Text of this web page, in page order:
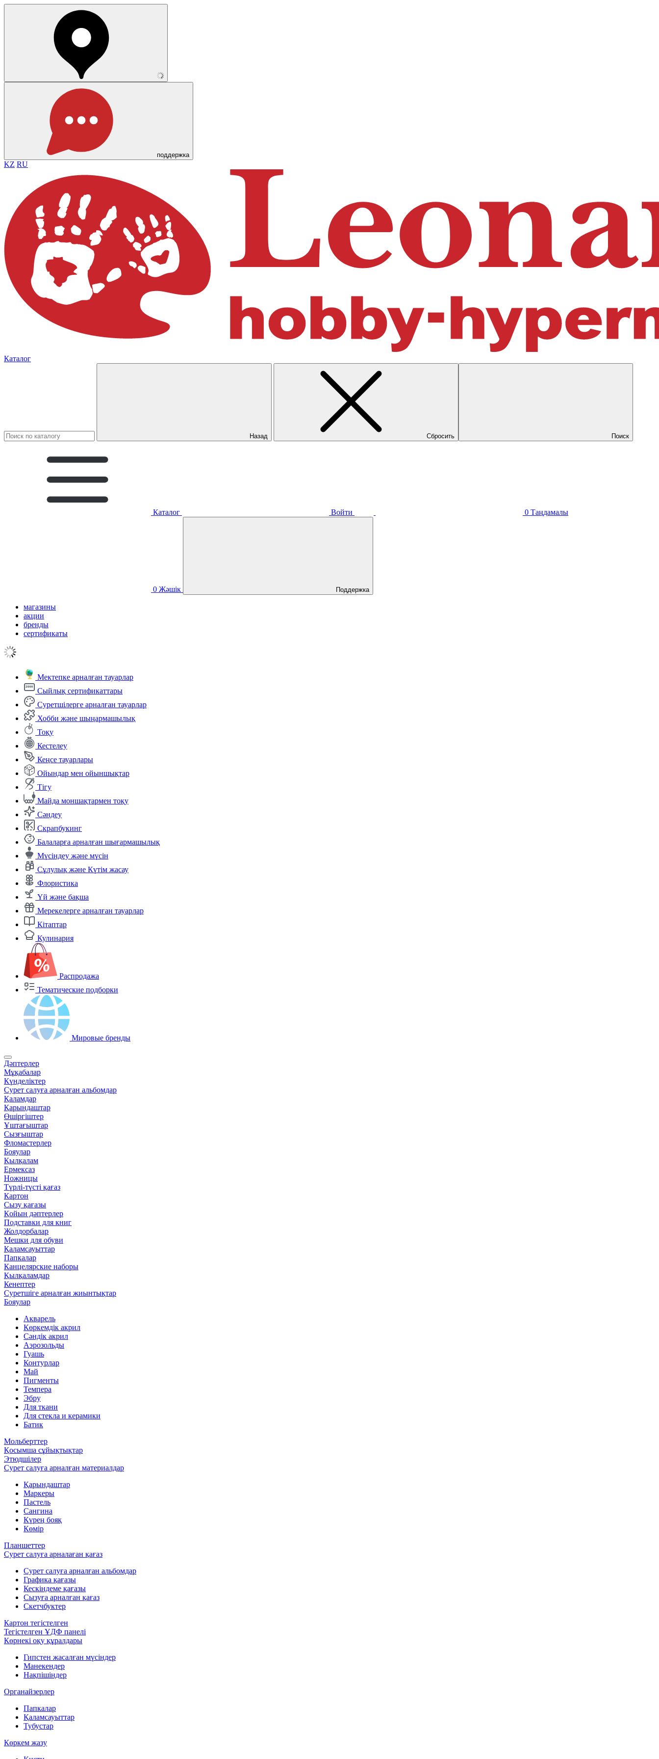
поддержка
KZ RU
Каталог
Назад Сбросить Поиск
Каталог Войти 0 Таңдамалы
0 Жәшік Поддержка
магазины
акции
бренды
сертификаты
Мектепке арналған тауарлар
Сыйлық сертификаттары
Суретшілерге арналған тауарлар
Хобби және шыңармашылық
Тоқу
Кестелеу
Кеңсе тауарлары
Ойындар мен ойыншықтар
Тігу
Майда моншақтармен тоқу
Сәндеу
Скрапбукинг
Балаларға арналған шығармашылық
Мүсіндеу және мүсін
Сұлулық және Күтім жасау
Флористика
Үй және бақша
Мерекелерге арналған тауарлар
Кітаптар
Кулинария
Распродажа
Тематические подборки
Мировые бренды
Дәптерлер
Мұқабалар
Күнделіктер
Сурет салуға арналған альбомдар
Қаламдар
Қарындаштар
Өшіргіштер
Ұштағыштар
Сызғыштар
Фломастерлер
Бояулар
Қылқалам
Ермексаз
Ножницы
Түрлі-түсті қағаз
Картон
Сызу қағазы
Қойын дәптерлер
Подставки для книг
Жолдорбалар
Мешки для обуви
Қаламсауыттар
Папкалар
Канцелярские наборы
Қылқаламдар
Кенептер
Суретшіге арналған жиынтықтар
Бояулар
Акварель
Көркемдік акрил
Сәндік акрил
Аэрозольды
Гуашь
Контурлар
Май
Пигменты
Темпера
Эбру
Для ткани
Для стекла и керамики
Батик
Мольберттер
Қосымша сұйықтықтар
Этюдшілер
Сурет салуға арналған материалдар
Қарындаштар
Маркеры
Пастель
Сангина
Күрең бояқ
Көмір
Планшеттер
Сурет салуға арналаған қағаз
Сурет салуға арналған альбомдар
Графика қағазы
Кескіндеме қағазы
Сызуға арналған қағаз
Скетчбуктер
Картон тегістелген
Тегістелген ҰДФ панелі
Көрнекі оқу құралдары
Гипстен жасалған мүсіндер
Манекендер
Нақпішіндер
Органайзерлер
Папкалар
Қаламсауыттар
Тубустар
Көркем жазу